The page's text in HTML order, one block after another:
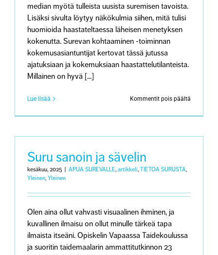
median myötä tulleista uusista suremisen tavoista.
Lisäksi sivulta löytyy näkökulmia siihen, mitä tulisi
huomioida haastateltaessa läheisen menetyksen
kokenutta. Surevan kohtaaminen -toiminnan
kokemusasiantuntijat kertovat tässä jutussa
ajatuksiaan ja kokemuksiaan haastattelutilanteista.
Millainen on hyvä [...]
Lue lisää Kommentit pois päältä
Suru sanoin ja sävelin
kesäkuu, 2025 APUA SUREVALLE, artikkeli, TIETOA SURUSTA,
Yleinen, Yleinen
Olen aina ollut vahvasti visuaalinen ihminen, ja
kuvallinen ilmaisu on ollut minulle tärkeä tapa
ilmaista itseäni. Opiskelin Vapaassa Taidekoulussa
ja suoritin taidemaalarin ammattitutkinnon 23